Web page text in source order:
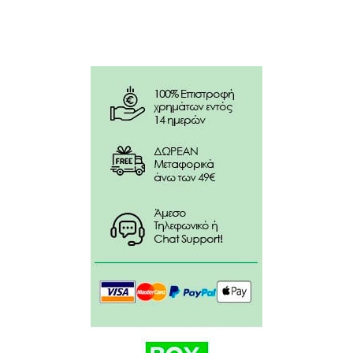
Απαλά και λεία χείλη χωρίς λιπαρότητα
Οδηγίες χρήσης:
Εφαρμόστε το κραγιόν απευθείας στα χείλη.
Ξεκινήστε από το κέντρο των χειλιών και απλώστε
προς τα έξω για ομοιόμορφη κάλυψη.